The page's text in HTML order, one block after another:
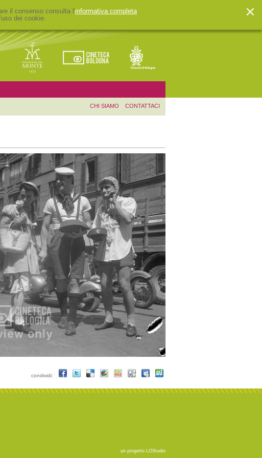
il consenso consulta l'informativa completa.
dei cookie.
CHI SIAMO CONTATTACI
condividi:
un progetto LOStudio